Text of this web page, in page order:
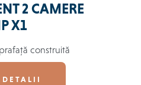
2 CAMERE
X1
construită